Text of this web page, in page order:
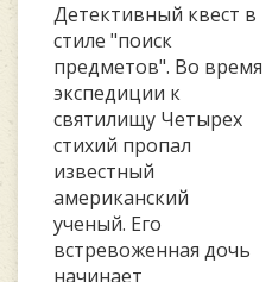
Детективный квест в
стиле "поиск
предметов". Во время
экспедиции к
святилищу Четырех
стихий пропал
известный
американский
ученый. Его
встревоженная дочь
начинает